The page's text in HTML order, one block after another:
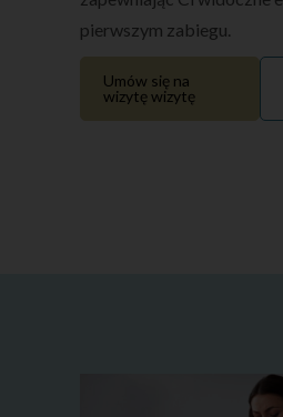
pierwszym zabiegu.
Umów się na
wizytę wizytę